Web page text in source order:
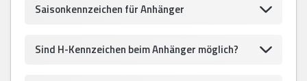
Saisonkennzeichen für Anhänger
Sind H-Kennzeichen beim Anhänger möglich?